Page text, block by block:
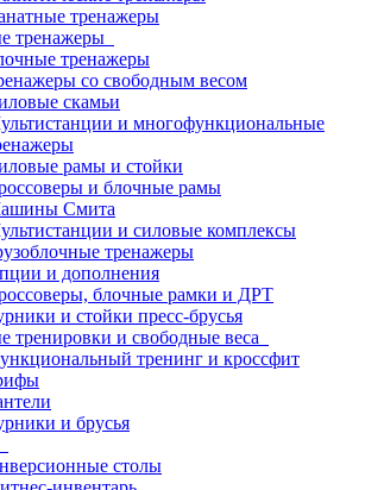
тренажеры
тренажеры
тренажеры
со свободным весом
скамьи
и многофункциональные
рамы и стойки
и блочные рамы
Смита
и силовые комплексы
тренажеры
и дополнения
блочные рамки и ДРТ
и стойки пресс-брусья
тренировки и свободные веса
тренинг и кроссфит
и брусья
столы